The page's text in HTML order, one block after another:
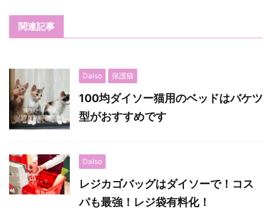
関連記事
Daiso 保護猫
100均ダイソー猫用のベッドはバケツ
型がおすすめです
Daiso
レジカゴバッグはダイソーで！コス
パも最強！レジ袋有料化！